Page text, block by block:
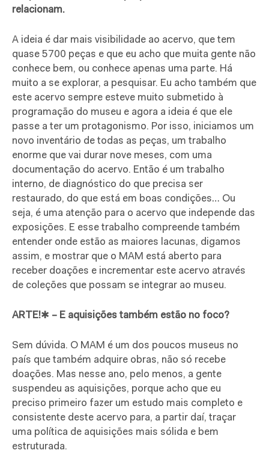
relacionam.
A ideia é dar mais visibilidade ao acervo, que tem
quase 5700 peças e que eu acho que muita gente não
conhece bem, ou conhece apenas uma parte. Há
muito a se explorar, a pesquisar. Eu acho também que
este acervo sempre esteve muito submetido à
programação do museu e agora a ideia é que ele
passe a ter um protagonismo. Por isso, iniciamos um
novo inventário de todas as peças, um trabalho
enorme que vai durar nove meses, com uma
documentação do acervo. Então é um trabalho
interno, de diagnóstico do que precisa ser
restaurado, do que está em boas condições… Ou
seja, é uma atenção para o acervo que independe das
exposições. E esse trabalho compreende também
entender onde estão as maiores lacunas, digamos
assim, e mostrar que o MAM está aberto para
receber doações e incrementar este acervo através
de coleções que possam se integrar ao museu.
ARTE!✱ – E aquisições também estão no foco?
Sem dúvida. O MAM é um dos poucos museus no
país que também adquire obras, não só recebe
doações. Mas nesse ano, pelo menos, a gente
suspendeu as aquisições, porque acho que eu
preciso primeiro fazer um estudo mais completo e
consistente deste acervo para, a partir daí, traçar
uma política de aquisições mais sólida e bem
estruturada.